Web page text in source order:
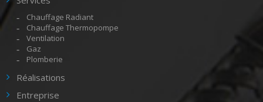
Chauffage Radiant
Chauffage Thermopompe
Ventilation
Gaz
Plomberie
Réalisations
Entreprise